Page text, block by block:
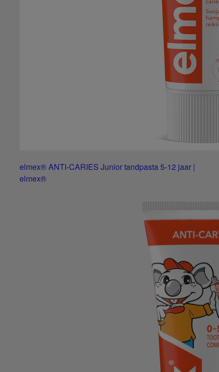
elmex® ANTI-CARIES Junior tandpasta 5-12 jaar |
elmex®